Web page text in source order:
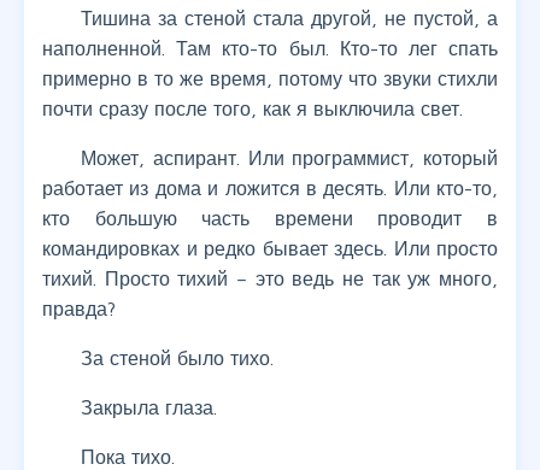
Тишина за стеной стала другой, не пустой, а
наполненной. Там кто-то был. Кто-то лег спать
примерно в то же время, потому что звуки стихли
почти сразу после того, как я выключила свет.
Может, аспирант. Или программист, который
работает из дома и ложится в десять. Или кто-то,
кто большую часть времени проводит в
командировках и редко бывает здесь. Или просто
тихий. Просто тихий – это ведь не так уж много,
правда?
За стеной было тихо.
Закрыла глаза.
Пока тихо.